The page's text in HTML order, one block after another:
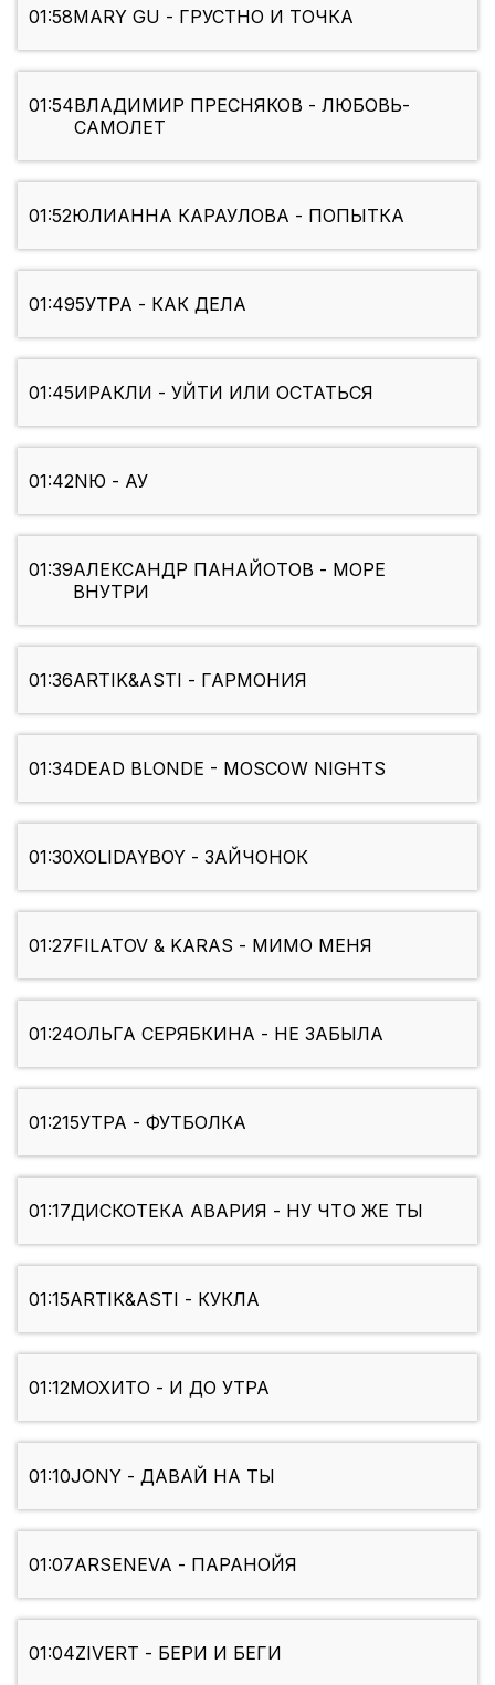
01:58MARY GU - ГРУСТНО И ТОЧКА
01:54ВЛАДИМИР ПРЕСНЯКОВ - ЛЮБОВЬ-
САМОЛЕТ
01:52ЮЛИАННА КАРАУЛОВА - ПОПЫТКА
01:495УТРА - КАК ДЕЛА
01:45ИРАКЛИ - УЙТИ ИЛИ ОСТАТЬСЯ
01:42NЮ - АУ
01:39АЛЕКСАНДР ПАНАЙОТОВ - МОРЕ
ВНУТРИ
01:36ARTIK&ASTI - ГАРМОНИЯ
01:34DEAD BLONDE - MOSCOW NIGHTS
01:30XOLIDAYBOY - ЗАЙЧОНОК
01:27FILATOV & KARAS - МИМО МЕНЯ
01:24ОЛЬГА СЕРЯБКИНА - НЕ ЗАБЫЛА
01:215УТРА - ФУТБОЛКА
01:17ДИСКОТЕКА АВАРИЯ - НУ ЧТО ЖЕ ТЫ
01:15ARTIK&ASTI - КУКЛА
01:12МОХИТО - И ДО УТРА
01:10JONY - ДАВАЙ НА ТЫ
01:07ARSENEVA - ПАРАНОЙЯ
01:04ZIVERT - БЕРИ И БЕГИ